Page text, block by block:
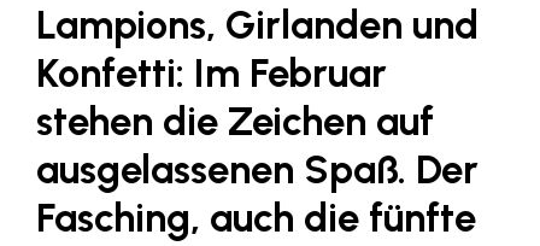
EY
FG UBIT Salzburg
foodaffairs
Fressnapf
FRoSTA
Lampions, Girlanden und
Konfetti: Im Februar
stehen die Zeichen auf
ausgelassenen Spaß. Der
Fasching, auch die fünfte